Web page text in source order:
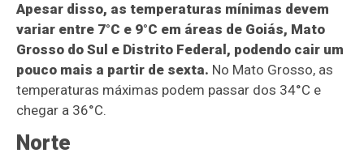
Apesar disso, as temperaturas mínimas devem
variar entre 7°C e 9°C em áreas de Goiás, Mato
Grosso do Sul e Distrito Federal, podendo cair um
pouco mais a partir de sexta. No Mato Grosso, as
temperaturas máximas podem passar dos 34°C e
chegar a 36°C.
Norte